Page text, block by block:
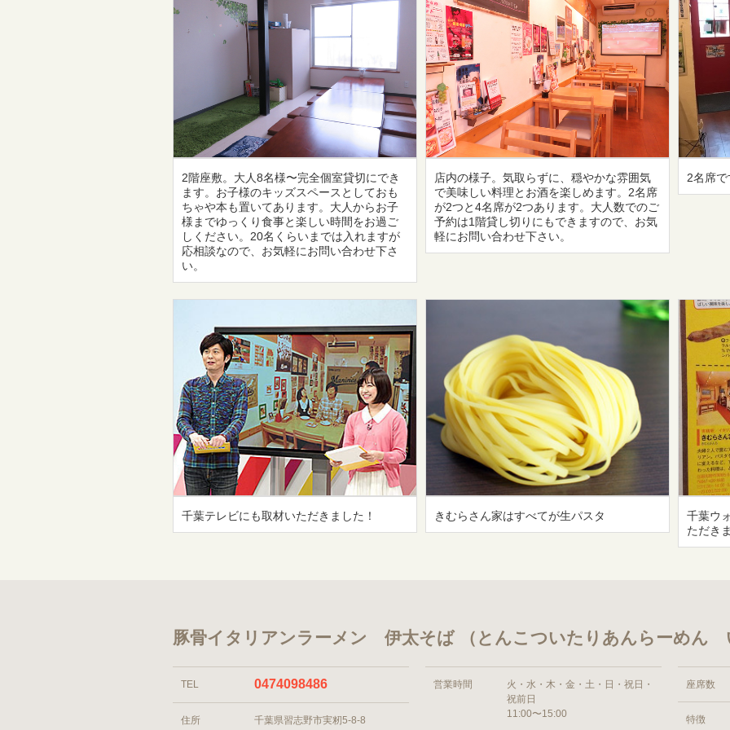
2階座敷。大人8名様〜完全個室貸切にでき
ます。お子様のキッズスペースとしておも
ちゃや本も置いてあります。大人からお子
様までゆっくり食事と楽しい時間をお過ご
しください。20名くらいまでは入れますが
応相談なので、お気軽にお問い合わせ下さ
い。
店内の様子。気取らずに、穏やかな雰囲気
で美味しい料理とお酒を楽しめます。2名席
が2つと4名席が2つあります。大人数でのご
予約は1階貸し切りにもできますので、お気
軽にお問い合わせ下さい。
2名席
千葉テレビにも取材いただきました！ きむらさん家はすべてが生パスタ
千葉ウ
ただき
豚骨イタリアンラーメン 伊太そば （とんこついたりあんらーめん
TEL 0474098486
住所 千葉県習志野市実籾5-8-8
営業時間
火・水・木・金・土・日・祝日・
祝前日
11:00〜15:00
座席数
特徴